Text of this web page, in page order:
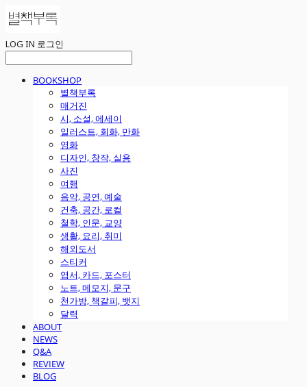
LOG IN 로그인
BOOKSHOP
별책부록
매거진
시, 소설, 에세이
일러스트, 회화, 만화
영화
디자인, 창작, 실용
사진
여행
음악, 공연, 예술
건축, 공간, 로컬
철학, 인문, 교양
생활, 요리, 취미
해외도서
스티커
엽서, 카드, 포스터
노트, 메모지, 문구
천가방, 책갈피, 뱃지
달력
ABOUT
NEWS
Q&A
REVIEW
BLOG